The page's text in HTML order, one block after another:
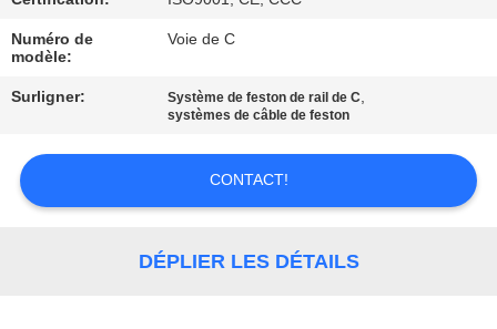
QUALITÉ
NOUS
CONTACTER
DEMANDEZ
Numéro de
modèle:
Voie de C
Surligner: Système de feston de rail de C,
systèmes de câble de feston
CONTACT!
DÉPLIER LES DÉTAILS